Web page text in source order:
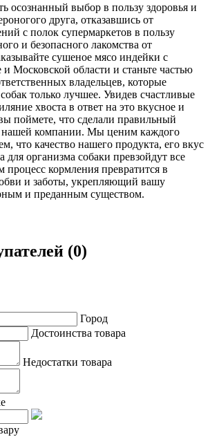
осознанный выбор в пользу здоровья и
друга, отказавшись от
с полок супермаркетов в пользу
и безопасного лакомства от
сушеное мясо индейки с
Московской области и станьте частью
владельцев, которые
только лучшее. Увидев счастливые
хвоста в ответ на это вкусное и
поймете, что сделали правильный
нашей компании. Мы ценим каждого
что качество нашего продукта, его вкус
для организма собаки превзойдут все
кормления превратится в
и заботы, укрепляющий вашу
и преданным существом.
(0)
Город
Достоинства товара
Недостатки товара